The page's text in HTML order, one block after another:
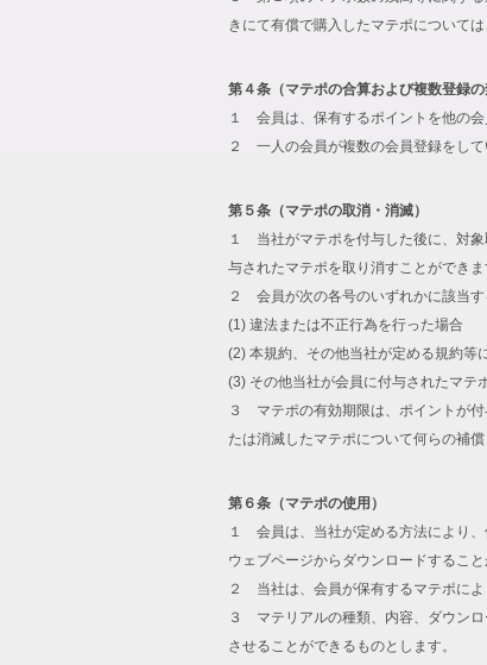
きにて有償で購入したマテポについて
第４条（マテポの合算および複数登録の
１ 会員は、保有するポイントを他の会
２ 一人の会員が複数の会員登録をして
第５条（マテポの取消・消滅）
１ 当社がマテポを付与した後に、対
与されたマテポを取り消すことができま
２ 会員が次の各号のいずれかに該当す
(1) 違法または不正行為を行った場合
(2) 本規約、その他当社が定める規約等
(3) その他当社が会員に付与されたマテ
３ マテポの有効期限は、ポイントが付
たは消滅したマテポについて何らの補
第６条（マテポの使用）
１ 会員は、当社が定める方法により
ウェブページからダウンロードすること
２ 当社は、会員が保有するマテポによ
３ マテリアルの種類、内容、ダウン
させることができるものとします。